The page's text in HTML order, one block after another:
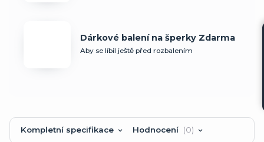
Dárkové balení na šperky Zdarma
Aby se líbil ještě před rozbalením
Kompletní specifikace Hodnocení 0